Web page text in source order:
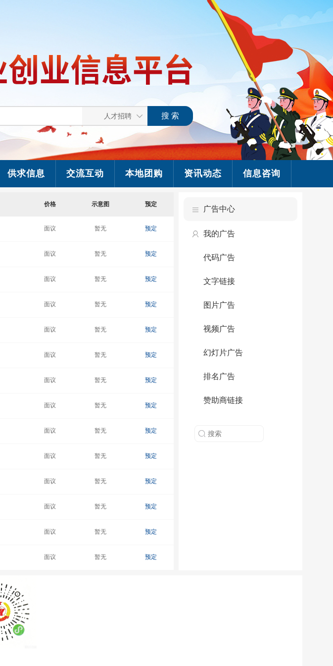
供求信息 交流互动 本地团购 资讯动态 信息咨询
价格 示意图 预定
面议 暂无 预定
面议 暂无 预定
面议 暂无 预定
面议 暂无 预定
面议 暂无 预定
面议 暂无 预定
面议 暂无 预定
面议 暂无 预定
面议 暂无 预定
面议 暂无 预定
面议 暂无 预定
面议 暂无 预定
面议 暂无 预定
面议 暂无 预定
广告中心
我的广告
代码广告
文字链接
图片广告
视频广告
幻灯片广告
排名广告
赞助商链接